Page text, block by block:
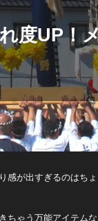
度UP！
感が出すぎるのはち
ちゃう万能アイテムな